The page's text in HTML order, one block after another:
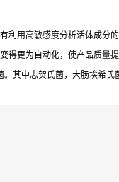
利用高敏感度分析活体成
得更为自动化，使产品质量
其中志贺氏菌，大肠埃希